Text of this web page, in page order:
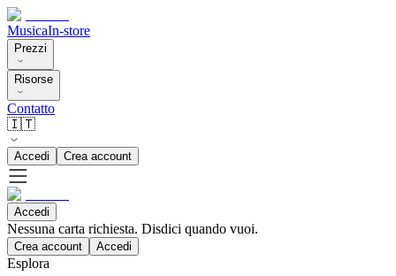
MusicaIn-store
Prezzi
Risorse
Contatto
🇮🇹
Accedi Crea account
Accedi
Nessuna carta richiesta. Disdici quando vuoi.
Crea account Accedi
Esplora